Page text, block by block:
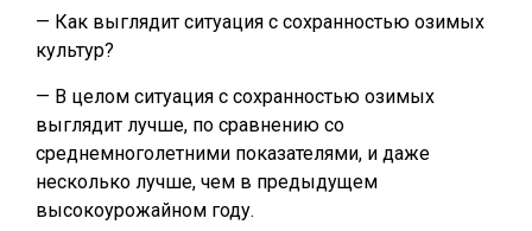
— Как выглядит ситуация с сохранностью озимых
культур?
— В целом ситуация с сохранностью озимых
выглядит лучше, по сравнению со
среднемноголетними показателями, и даже
несколько лучше, чем в предыдущем
высокоурожайном году.